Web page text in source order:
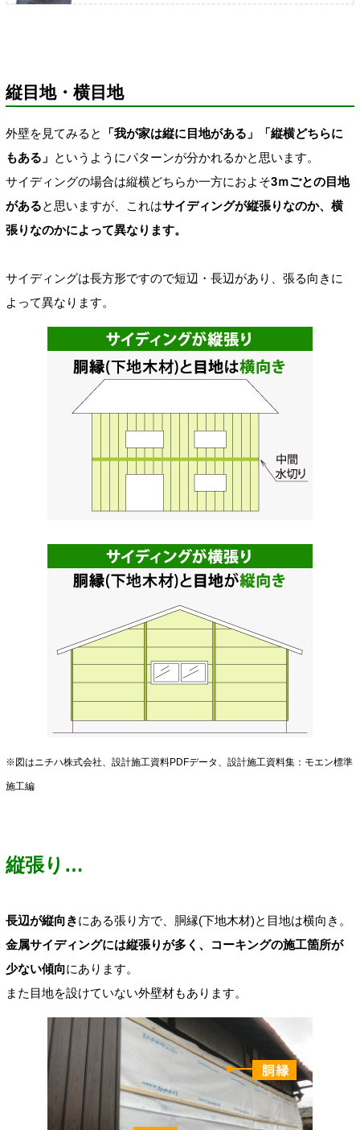
縦目地・横目地
外壁を見てみると
「我が家は縦に目地がある」「縦横どちらに
もある」 というようにパターンが分かれるかと思います。
サイディングの場合は縦横どちらか一方におよそ3ｍごとの目地
があると思いますが、これはサイディングが縦張りなのか、横
張りなのかによって異なります。
サイディングは長方形ですので短辺・長辺があり、張る向きに
よって異なります。
※図はニチハ株式会社、設計施工資料PDFデータ、設計施工資料集：モエン標準
施工編
縦張り…
長辺が縦向きにある張り方で、胴縁(下地木材)と目地は横向き。
金属サイディングには縦張りが多く、コーキングの施工箇所が
少ない傾向にあります。
また目地を設けていない外壁材もあります。